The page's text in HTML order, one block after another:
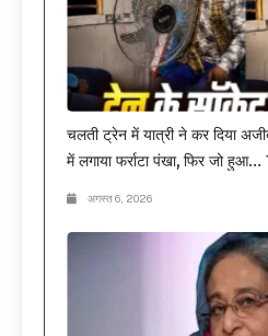
चलती ट्रेन में यात्री ने कर दिया
में लगाया फर्राटा पंखा, फिर जो
अगस्त 6, 2026